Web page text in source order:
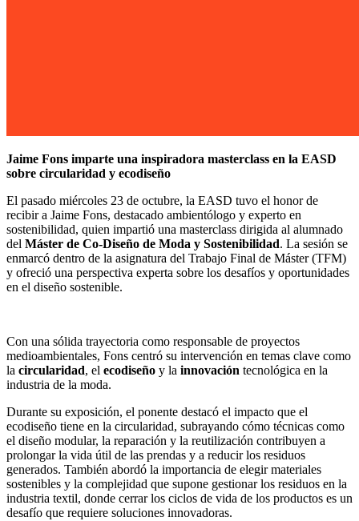
Jaime Fons imparte una inspiradora masterclass en la EASD
sobre circularidad y ecodiseño
El pasado miércoles 23 de octubre, la EASD tuvo el honor de
recibir a Jaime Fons, destacado ambientólogo y experto en
sostenibilidad, quien impartió una masterclass dirigida al alumnado
del Máster de Co-Diseño de Moda y Sostenibilidad. La sesión se
enmarcó dentro de la asignatura del Trabajo Final de Máster (TFM)
y ofreció una perspectiva experta sobre los desafíos y oportunidades
en el diseño sostenible.
Con una sólida trayectoria como responsable de proyectos
medioambientales, Fons centró su intervención en temas clave como
la circularidad, el ecodiseño y la innovación tecnológica en la
industria de la moda.
Durante su exposición, el ponente destacó el impacto que el
ecodiseño tiene en la circularidad, subrayando cómo técnicas como
el diseño modular, la reparación y la reutilización contribuyen a
prolongar la vida útil de las prendas y a reducir los residuos
generados. También abordó la importancia de elegir materiales
sostenibles y la complejidad que supone gestionar los residuos en la
industria textil, donde cerrar los ciclos de vida de los productos es un
desafío que requiere soluciones innovadoras.